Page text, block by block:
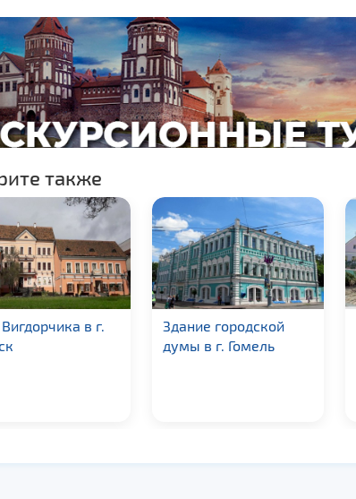
также
в г.
Здание городской
думы в г. Гомель